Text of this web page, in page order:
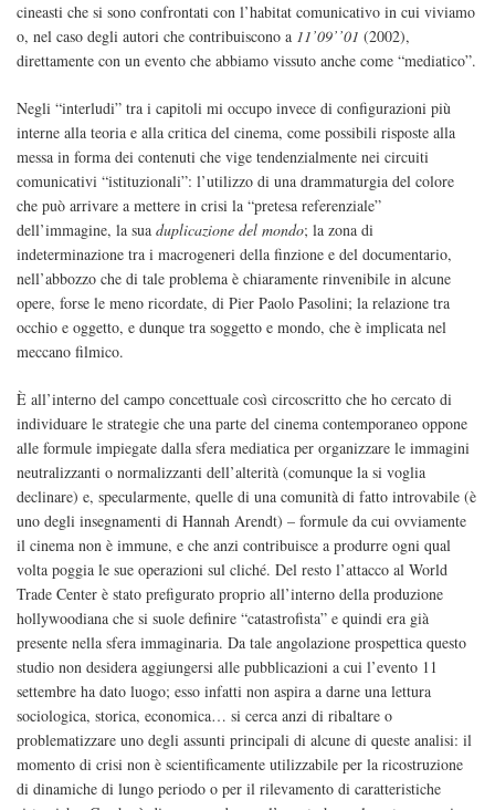
cineasti che si sono confrontati con l’habitat comunicativo in cui viviamo
o, nel caso degli autori che contribuiscono a 11’09’’01 (2002),
direttamente con un evento che abbiamo vissuto anche come “mediatico”.
Negli “interludi” tra i capitoli mi occupo invece di configurazioni più
interne alla teoria e alla critica del cinema, come possibili risposte alla
messa in forma dei contenuti che vige tendenzialmente nei circuiti
comunicativi “istituzionali”: l’utilizzo di una drammaturgia del colore
che può arrivare a mettere in crisi la “pretesa referenziale”
dell’immagine, la sua duplicazione del mondo; la zona di
indeterminazione tra i macrogeneri della finzione e del documentario,
nell’abbozzo che di tale problema è chiaramente rinvenibile in alcune
opere, forse le meno ricordate, di Pier Paolo Pasolini; la relazione tra
occhio e oggetto, e dunque tra soggetto e mondo, che è implicata nel
meccano filmico.
È all’interno del campo concettuale così circoscritto che ho cercato di
individuare le strategie che una parte del cinema contemporaneo oppone
alle formule impiegate dalla sfera mediatica per organizzare le immagini
neutralizzanti o normalizzanti dell’alterità (comunque la si voglia
declinare) e, specularmente, quelle di una comunità di fatto introvabile (è
uno degli insegnamenti di Hannah Arendt) – formule da cui ovviamente
il cinema non è immune, e che anzi contribuisce a produrre ogni qual
volta poggia le sue operazioni sul cliché. Del resto l’attacco al World
Trade Center è stato prefigurato proprio all’interno della produzione
hollywoodiana che si suole definire “catastrofista” e quindi era già
presente nella sfera immaginaria. Da tale angolazione prospettica questo
studio non desidera aggiungersi alle pubblicazioni a cui l’evento 11
settembre ha dato luogo; esso infatti non aspira a darne una lettura
sociologica, storica, economica… si cerca anzi di ribaltare o
problematizzare uno degli assunti principali di alcune di queste analisi: il
momento di crisi non è scientificamente utilizzabile per la ricostruzione
di dinamiche di lungo periodo o per il rilevamento di caratteristiche